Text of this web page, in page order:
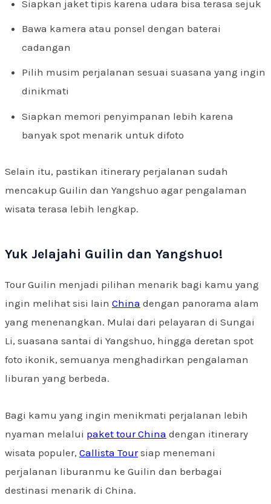
Siapkan jaket tipis karena udara bisa terasa sejuk
Bawa kamera atau ponsel dengan baterai
cadangan
Pilih musim perjalanan sesuai suasana yang ingin
dinikmati
Siapkan memori penyimpanan lebih karena
banyak spot menarik untuk difoto
Selain itu, pastikan itinerary perjalanan sudah
mencakup Guilin dan Yangshuo agar pengalaman
wisata terasa lebih lengkap.
Yuk Jelajahi Guilin dan Yangshuo!
Tour Guilin menjadi pilihan menarik bagi kamu yang
ingin melihat sisi lain China dengan panorama alam
yang menenangkan. Mulai dari pelayaran di Sungai
Li, suasana santai di Yangshuo, hingga deretan spot
foto ikonik, semuanya menghadirkan pengalaman
liburan yang berbeda.
Bagi kamu yang ingin menikmati perjalanan lebih
nyaman melalui paket tour China dengan itinerary
wisata populer, Callista Toursiap menemani
perjalanan liburanmu ke Guilin dan berbagai
destinasi menarik di China.